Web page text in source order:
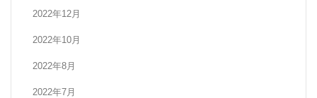
2022年12月
2022年10月
2022年8月
2022年7月